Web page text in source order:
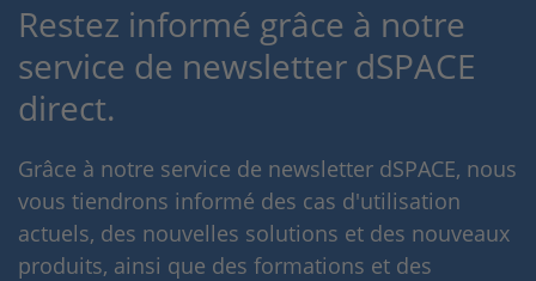
Restez informé grâce à notre
service de newsletter dSPACE
direct.
Grâce à notre service de newsletter dSPACE, nous
vous tiendrons informé des cas d'utilisation
actuels, des nouvelles solutions et des nouveaux
produits, ainsi que des formations et des